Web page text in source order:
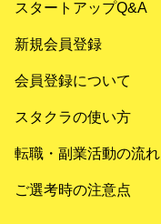
スタートアップQ&A
新規会員登録
会員登録について
スタクラの使い方
転職・副業活動の流れ
ご選考時の注意点